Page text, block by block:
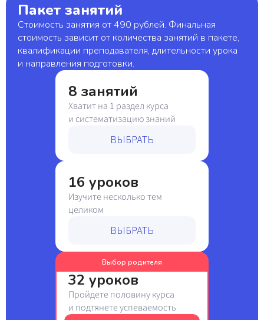
Пакет занятий
Стоимость занятия от 490 рублей. Финальная
стоимость зависит от количества занятий в пакете,
квалификации преподавателя, длительности урока
и направления подготовки.
8 занятий
Хватит на 1 раздел курса
и систематизацию знаний
ВЫБРАТЬ
16 уроков
Изучите несколько тем
целиком
ВЫБРАТЬ
Выбор родителя
32 уроков
Пройдете половину курса
и подтянете успеваемость